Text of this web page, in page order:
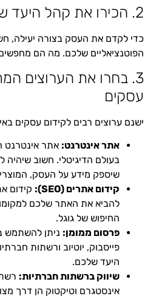
2. הכירו את קהל היעד שלכם
כדי לקדם את העסק בצורה יעילה,
הפוטנציאליים שלכם. מה הם
3. בחרו את הערוצים
עסקים
ישנם ערוצים רבים לקידום עסקים
אתר אינטרנט: אתר אינטרנט
בעולם הדיגיטלי. חשוב שיהיה
שיספק מידע על העסק,
קידום אתרים (SEO):
להביא את האתר שלכם
החיפוש של גוגל.
פרסום ממומן: ניתן להשתמש
פייסבוק, יוטיוב ורשתות
היעד שלכם.
שיווק ברשתות חברתיות:
אינסטגרם וטיקטוק הן דרך